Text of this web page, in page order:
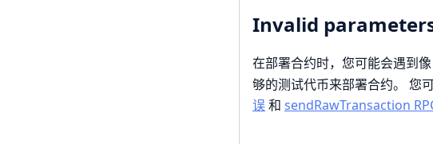
Invalid
在部署合约时，您可能会遇到像
够的测试代币来部署合约。 您
误和 sendRawTransaction